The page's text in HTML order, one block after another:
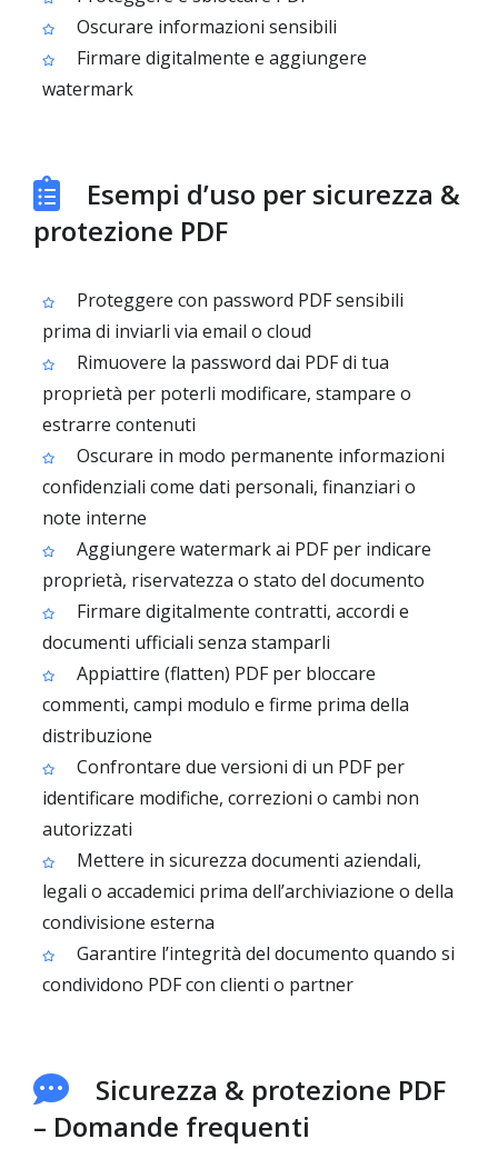
Oscurare informazioni sensibili
Firmare digitalmente e aggiungere
watermark
Esempi d’uso per sicurezza &
protezione PDF
Proteggere con password PDF sensibili
prima di inviarli via email o cloud
Rimuovere la password dai PDF di tua
proprietà per poterli modificare, stampare o
estrarre contenuti
Oscurare in modo permanente informazioni
confidenziali come dati personali, finanziari o
note interne
Aggiungere watermark ai PDF per indicare
proprietà, riservatezza o stato del documento
Firmare digitalmente contratti, accordi e
documenti ufficiali senza stamparli
Appiattire (flatten) PDF per bloccare
commenti, campi modulo e firme prima della
distribuzione
Confrontare due versioni di un PDF per
identificare modifiche, correzioni o cambi non
autorizzati
Mettere in sicurezza documenti aziendali,
legali o accademici prima dell’archiviazione o della
condivisione esterna
Garantire l’integrità del documento quando si
condividono PDF con clienti o partner
Sicurezza & protezione PDF
– Domande frequenti